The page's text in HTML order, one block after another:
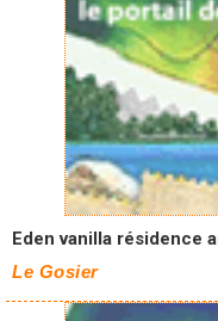
Eden vanilla résidence
Le Gosier